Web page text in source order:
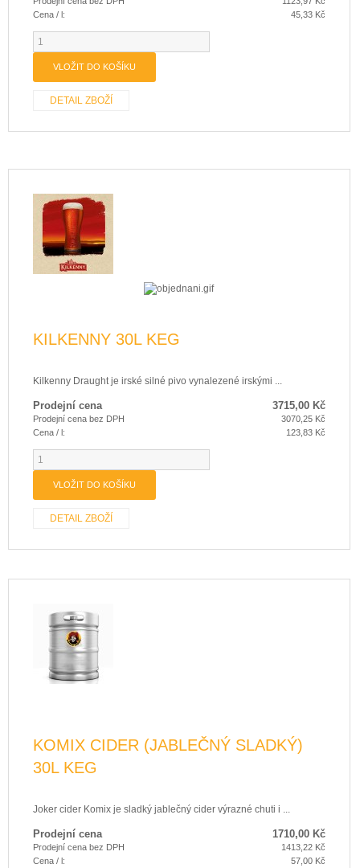
Cena / l:
45,33 Kč
DETAIL ZBOŽÍ
KILKENNY 30L KEG
Kilkenny Draught je irské silné pivo vynalezené irskými ...
Prodejní cena 3715,00 Kč
Prodejní cena bez DPH
3070,25 Kč
Cena / l:
123,83 Kč
DETAIL ZBOŽÍ
KOMIX CIDER (JABLEČNÝ SLADKÝ)
30L KEG
Joker cider Komix je sladký jablečný cider výrazné chuti i ...
Prodejní cena 1710,00 Kč
Prodejní cena bez DPH
1413,22 Kč
Cena / l:
57,00 Kč